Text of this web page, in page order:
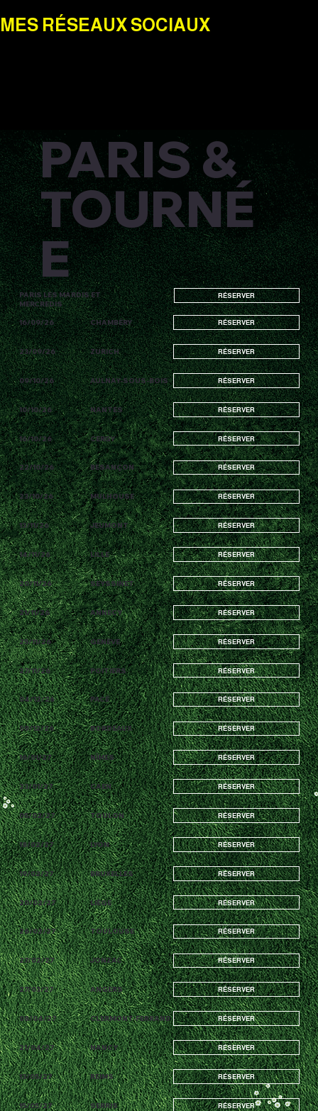
MES RÉSEAUX SOCIAUX
PARIS LES MARDIS ET
MERCREDIS
RÉSERVER
16/09/26 CHAMBÉRY RÉSERVER
23/09/26 ZURICH RÉSERVER
09/10/26 AULNAY-SOUS-BOIS RÉSERVER
10/10/26 NANTES RÉSERVER
16/10/26 CERGY RÉSERVER
22/10/26 BESANÇON RÉSERVER
23/10/26 MULHOUSE RÉSERVER
13/11/26 JEUMONT RÉSERVER
14/11/26 LILLE RÉSERVER
20/11/26 SEYSSINET RÉSERVER
21/11/26 ANNECY RÉSERVER
25/11/26 GENÈVE RÉSERVER
27/11/26 POITIERS RÉSERVER
04/12/26 PACÉ RÉSERVER
09/12/26 BORDEAUX RÉSERVER
16/01/27 NÎMES RÉSERVER
23/01/27 CAEN RÉSERVER
05/02/27 TOULON RÉSERVER
18/02/27 LYON RÉSERVER
19/02/27 BRUXELLES RÉSERVER
20/02/27 LIÈGE RÉSERVER
26/02/27 TOULOUSE RÉSERVER
27/02/27 JONZAC RÉSERVER
27/03/27 ANGERS RÉSERVER
08/04/27 CLERMONT-FERRAND RÉSERVER
21/04/27 NANCY RÉSERVER
13/05/27 REIMS RÉSERVER
15/05/27 SERRIS RÉSERVER
PARIS &
TOURNÉ
E